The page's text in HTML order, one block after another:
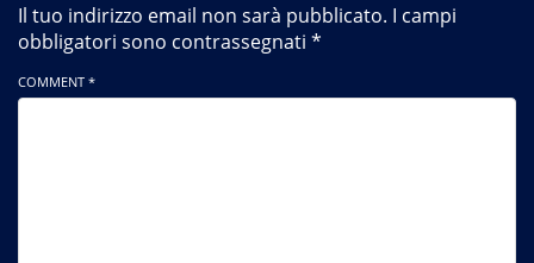
Il tuo indirizzo email non sarà pubblicato. I campi
obbligatori sono contrassegnati *
COMMENT *